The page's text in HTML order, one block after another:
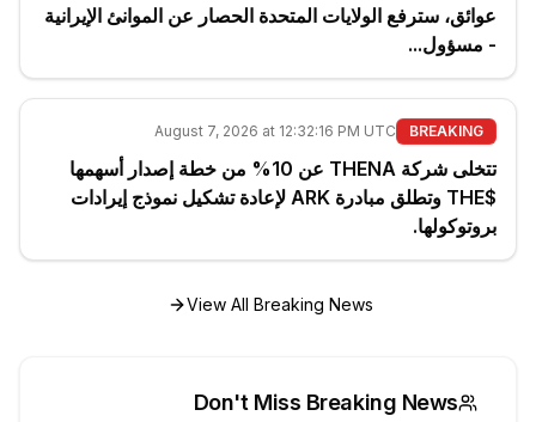
عوائق، سترفع الولايات المتحدة الحصار عن الموانئ الإيرانية
- مسؤول...
BREAKING
August 7, 2026 at 12:32:16 PM UTC
تتخلى شركة THENA عن 10% من خطة إصدار أسهمها
$THE وتطلق مبادرة ARK لإعادة تشكيل نموذج إيرادات
بروتوكولها.
View All Breaking News
Don't Miss Breaking News